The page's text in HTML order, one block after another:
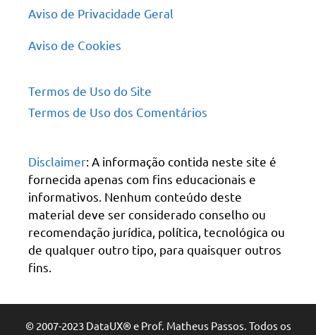
Aviso de Privacidade Geral
Aviso de Cookies
Termos de Uso do Site
Termos de Uso dos Comentários
Disclaimer: A informação contida neste site é
fornecida apenas com fins educacionais e
informativos. Nenhum conteúdo deste
material deve ser considerado conselho ou
recomendação jurídica, política, tecnológica ou
de qualquer outro tipo, para quaisquer outros
fins.
© 2007-2023 DataUX® e Prof. Matheus Passos. Todos os